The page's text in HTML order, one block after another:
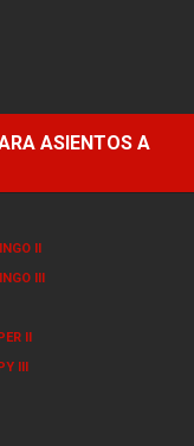
ASIENTOS A
II
III
II
III